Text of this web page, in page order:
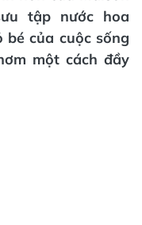
tập nước hoa
bé của cuộc sống
một cách đầy